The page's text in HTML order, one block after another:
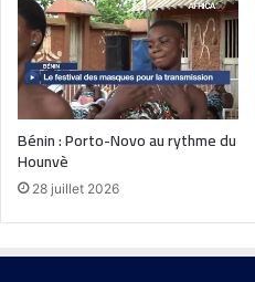
Bénin : Porto-Novo au rythme du
Hounvè
28 juillet 2026